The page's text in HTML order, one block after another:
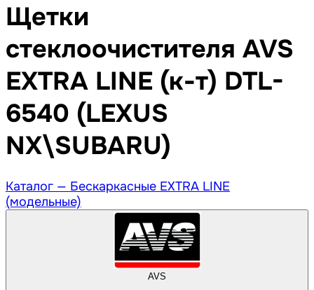
Щетки
стеклоочистителя AVS
EXTRA LINE (к-т) DTL-
6540 (LEXUS
NX\SUBARU)
Каталог — Бескаркасные EXTRA LINE
(модельные)
AVS